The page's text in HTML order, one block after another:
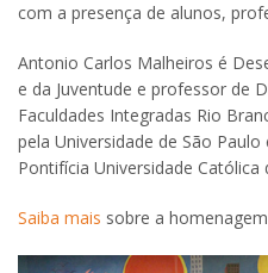
com a presença de alunos,
Antonio Carlos Malheiros é
e da Juventude e professor de
Faculdades Integradas Rio
pela Universidade de São
Pontifícia Universidade Católica
Saiba mais sobre a